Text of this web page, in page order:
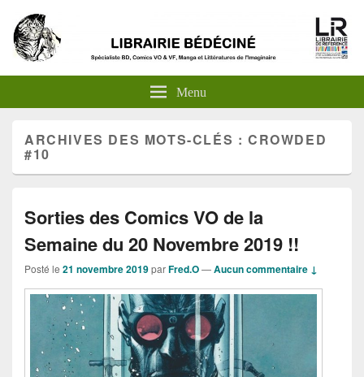
Menu
ARCHIVES DES MOTS-CLÉS :CROWDED
#10
Sorties des Comics VO de la
Semaine du 20 Novembre 2019 !!
Posté le 21 novembre 2019parFred.O—Aucun commentaire ↓